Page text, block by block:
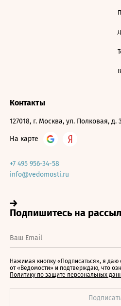
Контакты
127018, г. Москва, ул. Полковая, д.
На карте
+7 495 956-34-58
info@vedomosti.ru
Нажимая кнопку «Подписаться», я даю
от «Ведомости» и подтверждаю, что
Политику по защите персональных